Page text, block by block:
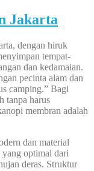
Jakarta
dengan hiruk
tempat-
dan kedamaian.
pecinta alam dan
camping.” Bagi
tanpa harus
membran adalah
dan material
optimal dari
deras. Struktur